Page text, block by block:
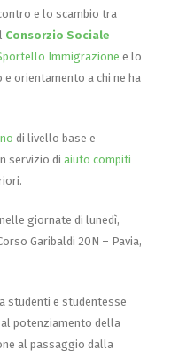
e lo scambio tra
Consorzio Sociale
Immigrazione e lo
orientamento a chi ne ha
di livello base e
servizio di aiuto compiti
giornate di lunedì,
Garibaldi 20N – Pavia,
studenti e studentesse
potenziamento della
al passaggio dalla